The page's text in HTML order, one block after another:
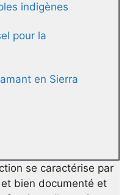
indigènes
pour la
en Sierra
se caractérise par
bien documenté et